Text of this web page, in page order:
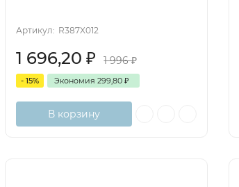
Артикул: R387X012
1 696,20₽ 1 996₽
- 15% Экономия299,80₽
В корзину